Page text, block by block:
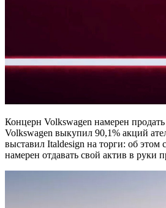
Концерн Volkswagen намерен
Volkswagen выкупил 90,1% акций
выставил Italdesign на торги: об
намерен отдавать свой актив в руки